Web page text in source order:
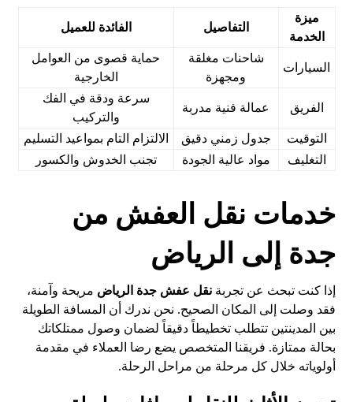
ميزة
الخدمة
التفاصيل الفائدة للعميل
السيارات
شاحنات مغلقة
ومجهزة
حماية قصوى من العوامل
الخارجية
الفريق عمالة فنية مدربة
سرعة ودقة في الفك
والتركيب
التوقيت
جدول زمني دقيق
الالتزام التام بمواعيد التسليم
التغليف
مواد عالية الجودة تجنب الخدوش والكسور
خدمات نقل العفش من
جدة إلى الرياض
إذا كنت تبحث عن تجربةنقل عفش جدة الرياض مريحة وآمنة،
فقد وصلت إلى المكان الصحيح. نحن ندرك أن المسافة الطويلة
بين المدينتين تتطلب تخطيطاً دقيقاً لضمان وصول ممتلكاتك
بحالة ممتازة. فريقنا المتخصص يضع رضا العملاء في مقدمة
أولوياته خلال كل مرحلة من مراحل الرحلة.